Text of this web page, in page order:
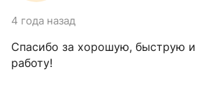
4 года назад
Спасибо за хорошую, быструю и
работу!